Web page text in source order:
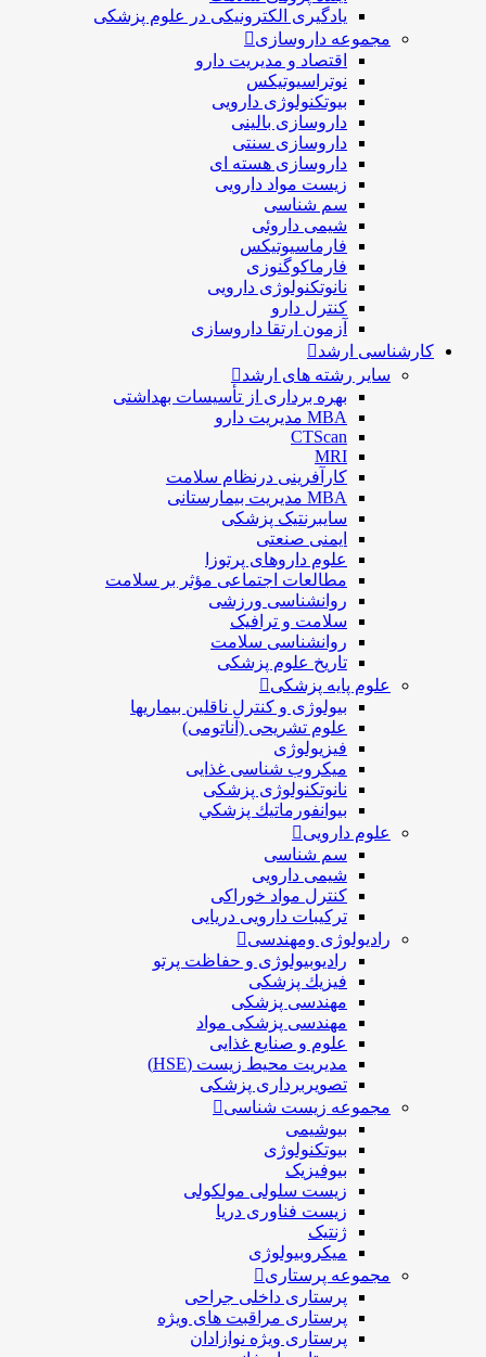
یادگیری الکترونیکی در علوم پزشکی
مجموعه داروسازی
اقتصاد و مديريت دارو
نوتراسیوتیکس
بيوتكنولوژی دارویی
داروسازی بالينی
داروسازی سنتی
داروسازی هسته ای
زیست مواد دارویی
سم شناسی
شيمی داروئی
فارماسيوتيكس
فارماكوگنوزی
نانوتکنولوژی دارویی
كنترل دارو
آزمون ارتقا داروسازی
کارشناسی ارشد
سایر رشته های ارشد
بهره برداری از تأسیسات بهداشتی
MBA مدیریت دارو
CTScan
MRI
کارآفرینی درنظام سلامت
MBA مدیریت بیمارستانی
سایبرنتیک پزشکی
ایمنی صنعتی
علوم داروهای پرتوزا
مطالعات اجتماعی مؤثر بر سلامت
روانشناسی ورزشی
سلامت و ترافیک
روانشناسی سلامت
تاریخ علوم پزشکی
علوم پایه پزشکی
بیولوژی و کنترل ناقلین بیماریها
علوم تشریحی (آناتومی)
فیزیولوژی
ميكروب شناسی غذایی
نانوتکنولوژی پزشکی
بيوانفورماتيك پزشكي
علوم دارویی
سم شناسی
شیمی دارویی
کنترل مواد خوراکی
ترکیبات دارویی دریایی
رادیولوژی ومهندسی
رادیوبیولوژی و حفاظت پرتو
فيزيك پزشکی
مهندسی پزشکی
مهندسی پزشکی مواد
علوم و صنايع غذایی
مدیریت محیط زیست (HSE)
تصویربرداری پزشکی
مجموعه زیست شناسی
بیوشیمی
بیوتکنولوژی
بیوفیزیک
زیست سلولی مولکولی
زیست فناوری دریا
ژنتیک
میکروبیولوژی
مجموعه پرستاری
پرستاری داخلی جراحی
پرستاری مراقبت های ويژه
پرستاری ويژه نوازادان